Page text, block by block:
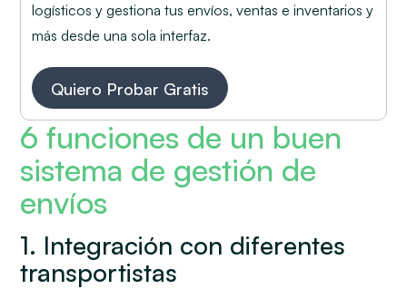
logísticos y gestiona tus envíos, ventas e inventarios y
más desde una sola interfaz.
Quiero Probar Gratis
6 funciones de un buen
sistema de gestión de
envíos
1. Integración con diferentes
transportistas